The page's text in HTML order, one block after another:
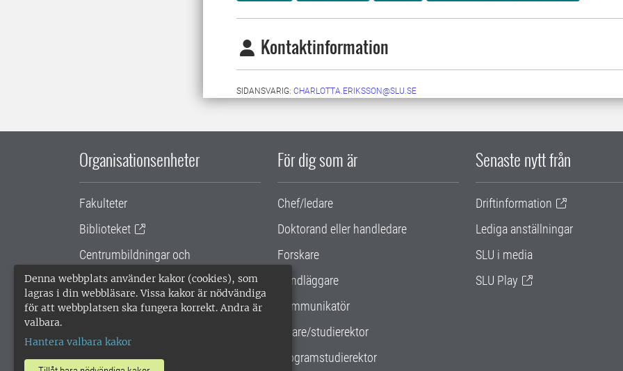
Denna webbplats använder kakor (cookies), som
lagras i din webbläsare. Vissa kakor är nödvändiga
för att webbplatsen ska fungera korrekt. Andra är
valbara.
Hantera valbara kakor
Kontaktinformation
SIDANSVARIG: CHARLOTTA.ERIKSSON@SLU.SE
Organisationsenheter
Fakulteter
Biblioteket
Centrumbildningar och
samarbetsprojekt
Gemensamma verksamhetsstödet
För dig som är
Chef/ledare
Doktorand eller handledare
Forskare
Handläggare
Kommunikatör
Lärare/studierektor
Programstudierektor
Senaste nytt från
Driftinformation
Lediga anställningar
SLU i media
SLU Play